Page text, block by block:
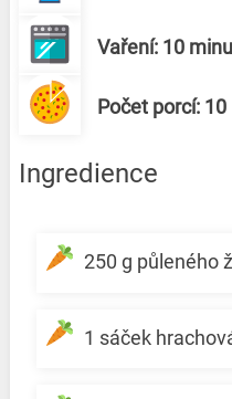
Vaření: 10
Počet porcí: 10
Ingredience
250 g půleného
1 sáček